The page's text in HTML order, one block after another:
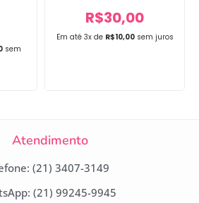
sem
Em até 3x de R$10,00 sem juros
R$30,00
Atendimento
(21) 3407-3149
(21) 99245-9945